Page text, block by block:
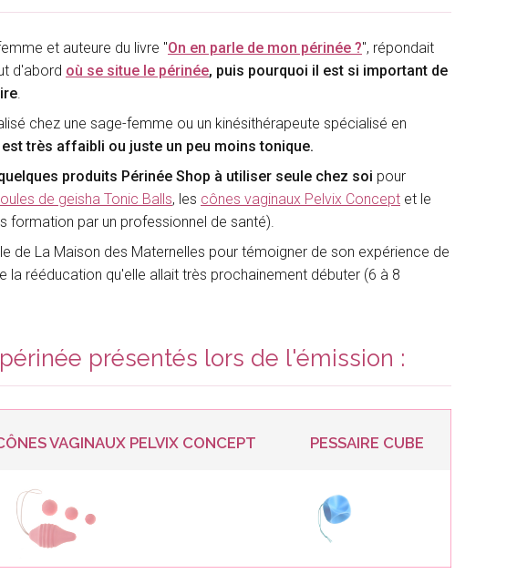
et auteure du livre "On en parle de mon périnée ?", répondait
d'abord où se situe le périnée, puis pourquoi il est si important de
chez une sage-femme ou un kinésithérapeute spécialisé en
très affaibli ou juste un peu moins tonique.
produits Périnée Shop à utiliser seule chez soi pour
de geisha Tonic Balls, les cônes vaginaux Pelvix Concept et le
formation par un professionnel de santé).
de La Maison des Maternelles pour témoigner de son expérience de
la rééducation qu'elle allait très prochainement débuter (6 à 8
présentés lors de l'émission :
VAGINAUX PELVIX CONCEPT PESSAIRE CUBE